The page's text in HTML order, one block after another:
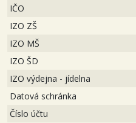
IČO
IZO ZŠ
IZO MŠ
IZO ŠD
IZO výdejna - jídelna
Datová schránka
Číslo účtu